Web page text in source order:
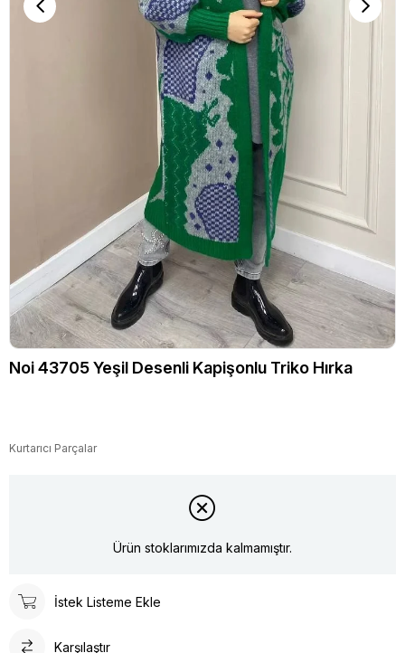
Noi 43705 Yeşil Desenli Kapişonlu Triko Hırka
Kurtarıcı Parçalar
Ürün stoklarımızda kalmamıştır.
İstek Listeme Ekle
Karşılaştır